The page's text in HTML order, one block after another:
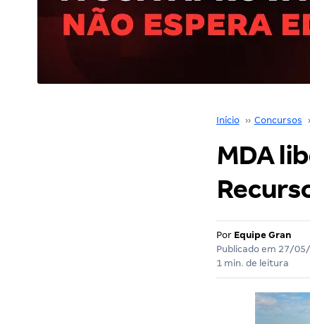
Início ›› Concursos
MDA
Por Equipe Gran
Publicado em 27/
1 min. de leitura